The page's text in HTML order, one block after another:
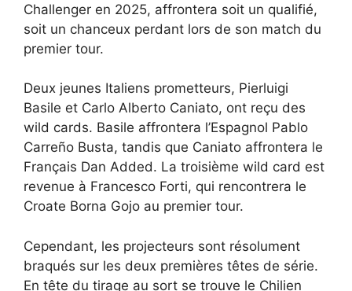
Challenger en 2025, affrontera soit un qualifié,
soit un chanceux perdant lors de son match du
premier tour.
Deux jeunes Italiens prometteurs, Pierluigi
Basile et Carlo Alberto Caniato, ont reçu des
wild cards. Basile affrontera l’Espagnol Pablo
Carreño Busta, tandis que Caniato affrontera le
Français Dan Added. La troisième wild card est
revenue à Francesco Forti, qui rencontrera le
Croate Borna Gojo au premier tour.
Cependant, les projecteurs sont résolument
braqués sur les deux premières têtes de série.
En tête du tirage au sort se trouve le Chilien